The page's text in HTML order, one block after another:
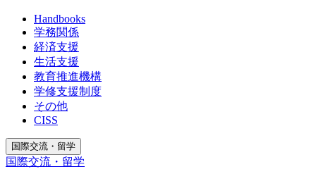
Handbooks
学務関係
経済支援
生活支援
教育推進機構
学修支援制度
その他
CISS
国際交流・留学
国際交流・留学